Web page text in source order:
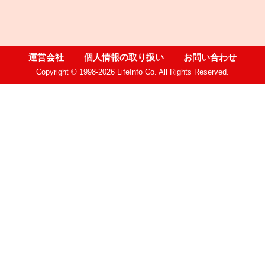
運営会社 個人情報の取り扱い お問い合わせ
Copyright © 1998-2026 LifeInfo Co. All Rights Reserved.